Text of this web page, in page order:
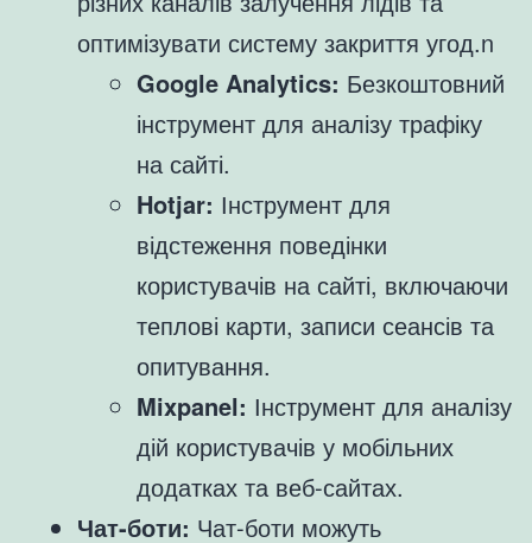
оптимізувати систему закриття угод.n
Google Analytics: Безкоштовний
інструмент для аналізу трафіку
на сайті.
Hotjar: Інструмент для
відстеження поведінки
користувачів на сайті, включаючи
теплові карти, записи сеансів та
опитування.
Mixpanel: Інструмент для аналізу
дій користувачів у мобільних
додатках та веб-сайтах.
Чат-боти: Чат-боти можуть